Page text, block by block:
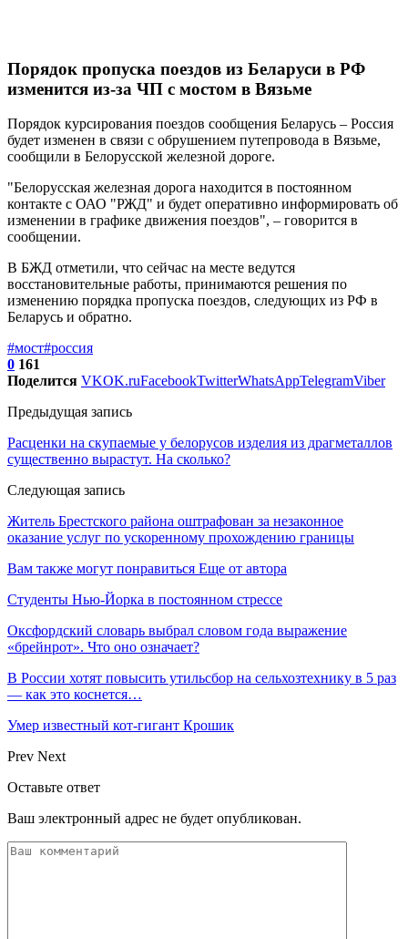
Порядок пропуска поездов из Беларуси в РФ
изменится из-за ЧП с мостом в Вязьме
Порядок курсирования поездов сообщения Беларусь – Россия
будет изменен в связи с обрушением путепровода в Вязьме,
сообщили в Белорусской железной дороге.
"Белорусская железная дорога находится в постоянном
контакте с ОАО "РЖД" и будет оперативно информировать об
изменении в графике движения поездов", – говорится в
сообщении.
В БЖД отметили, что сейчас на месте ведутся
восстановительные работы, принимаются решения по
изменению порядка пропуска поездов, следующих из РФ в
Беларусь и обратно.
#мост#россия
0 161
Поделится VKOK.ruFacebookTwitterWhatsAppTelegramViber
Предыдущая запись
Расценки на скупаемые у белорусов изделия из драгметаллов
существенно вырастут. На сколько?
Следующая запись
Житель Брестского района оштрафован за незаконное
оказание услуг по ускоренному прохождению границы
Вам также могут понравиться Еще от автора
Студенты Нью-Йорка в постоянном стрессе
Оксфордский словарь выбрал словом года выражение
«брейнрот». Что оно означает?
В России хотят повысить утильсбор на сельхозтехнику в 5 раз
— как это коснется…
Умер известный кот-гигант Крошик
Prev Next
Оставьте ответ
Ваш электронный адрес не будет опубликован.